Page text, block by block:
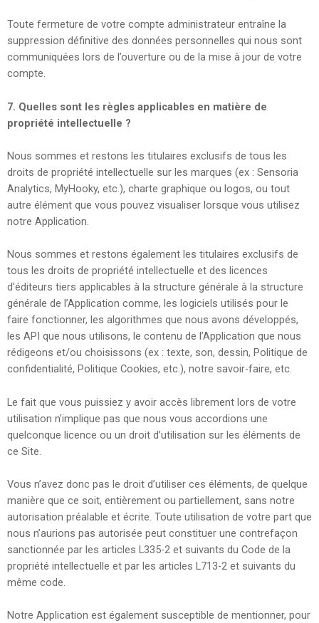
Toute fermeture de votre compte administrateur entraîne la
suppression définitive des données personnelles qui nous sont
communiquées lors de l’ouverture ou de la mise à jour de votre
compte.
7. Quelles sont les règles applicables en matière de
propriété intellectuelle ?
Nous sommes et restons les titulaires exclusifs de tous les
droits de propriété intellectuelle sur les marques (ex : Sensoria
Analytics, MyHooky, etc.), charte graphique ou logos, ou tout
autre élément que vous pouvez visualiser lorsque vous utilisez
notre Application.
Nous sommes et restons également les titulaires exclusifs de
tous les droits de propriété intellectuelle et des licences
d’éditeurs tiers applicables à la structure générale à la structure
générale de l’Application comme, les logiciels utilisés pour le
faire fonctionner, les algorithmes que nous avons développés,
les API que nous utilisons, le contenu de l’Application que nous
rédigeons et/ou choisissons (ex : texte, son, dessin, Politique de
confidentialité, Politique Cookies, etc.), notre savoir-faire, etc.
Le fait que vous puissiez y avoir accès librement lors de votre
utilisation n’implique pas que nous vous accordions une
quelconque licence ou un droit d’utilisation sur les éléments de
ce Site.
Vous n’avez donc pas le droit d’utiliser ces éléments, de quelque
manière que ce soit, entièrement ou partiellement, sans notre
autorisation préalable et écrite. Toute utilisation de votre part que
nous n’aurions pas autorisée peut constituer une contrefaçon
sanctionnée par les articles L335-2 et suivants du Code de la
propriété intellectuelle et par les articles L713-2 et suivants du
même code.
Notre Application est également susceptible de mentionner, pour